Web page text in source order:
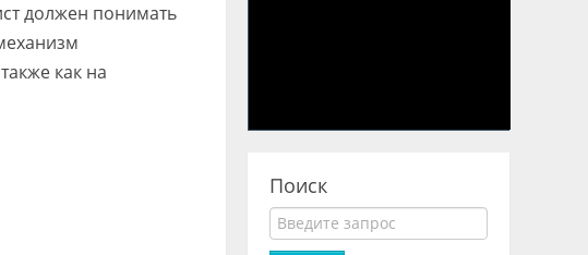
должен понимать
как на
Поиск